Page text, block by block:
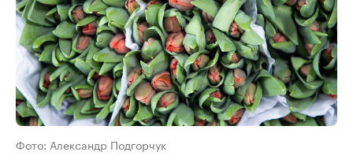
Фото: Александр Подгорчук